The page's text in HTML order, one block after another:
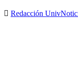
Redacción